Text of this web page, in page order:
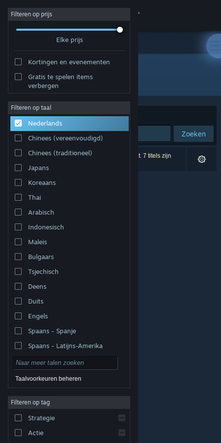
Inloggen
Community
Over
Ondersteuning
Taal wijzigen
Download de mobiele Steam-app
Desktopwebsite weergeven
© Valve Corporation. Alle rechten voorbehouden. Alle
handelsmerken zijn eigendom van hun respectieve
Privacybeleid|Juridische informatie
Toegankelijkheid
|
Terugbetalingen
Filteren op prijs
Elke prijs
Kortingen en evenementen
Gratis te spelen items
verbergen
Filteren op taal
Nederlands
Chinees (vereenvoudigd)
Chinees (traditioneel)
Japans
Koreaans
Thai
Arabisch
Indonesisch
Maleis
Bulgaars
Tsjechisch
Deens
Duits
Engels
Spaans - Spanje
Spaans - Latijns-Amerika
Taalvoorkeuren beheren
Filteren op tag
Strategie
Actie
Ontwikkelaar: MalumGames
Sorteren op Relevantie
Zoeken
0 resultaten komen overeen met je zoekopdracht. 7 titels zijn
uitgesloten op basis van je voorkeuren.